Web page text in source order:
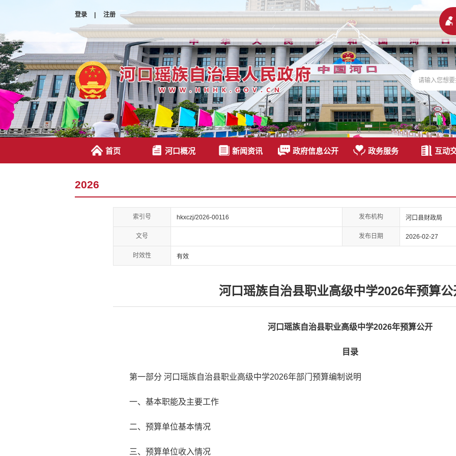
登录 |
注册
首页 河口概况 新闻资讯 政府信息公开 政务服务 互动
2026
索引号 hkxczj/2026-00116 发布机构 河口县财政局
文号 发布日期 2026-02-27
时效性 有效
河口瑶族自治县职业高级中学2026年预算公
河口瑶族自治县职业高级中学2026年预算公开
目录
第一部分 河口瑶族自治县职业高级中学2026年部门预算编制说明
一、基本职能及主要工作
二、预算单位基本情况
三、预算单位收入情况